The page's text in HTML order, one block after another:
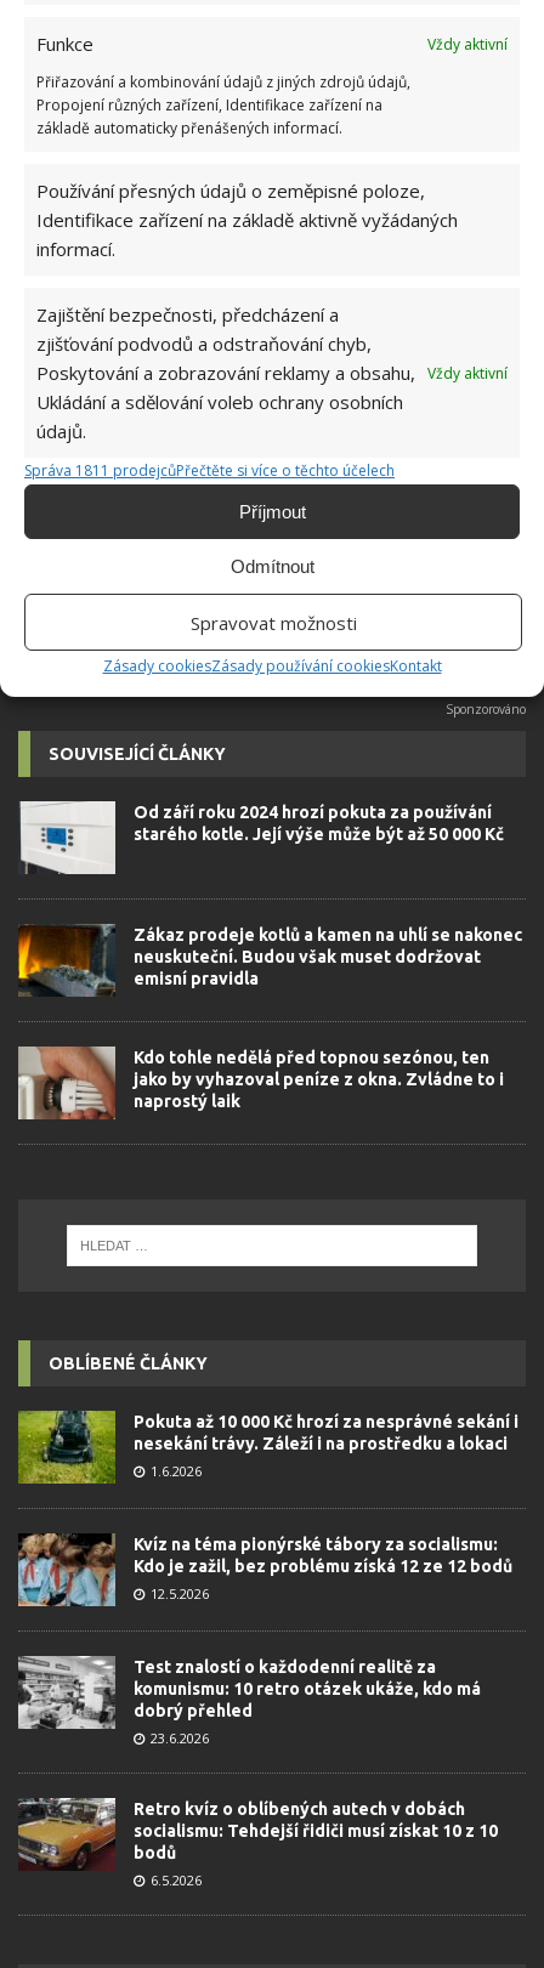
Funkce
Vždy aktivní
Přiřazování a kombinování údajů z jiných zdrojů údajů,
Propojení různých zařízení, Identifikace zařízení na
základě automaticky přenášených informací.
Používání přesných údajů o zeměpisné poloze,
Identifikace zařízení na základě aktivně vyžádaných
informací.
Zajištění bezpečnosti, předcházení a
zjišťování podvodů a odstraňování chyb,
Poskytování a zobrazování reklamy a obsahu,
Ukládání a sdělování voleb ochrany osobních
údajů.
Vždy aktivní
Správa 1811 prodejcůPřečtěte si více o těchto účelech
Příjmout
Odmítnout
Spravovat možnosti
Zásady cookiesZásady používání cookiesKontakt
EKOLOGIE KOTEL TOPENÍ
Absolvent České zemědělské
univerzity, který je již od malička
možné najít v j...
SOUVISEJÍCÍ ČLÁNKY
Od září roku 2024 hrozí pokuta za používání
starého kotle. Její výše může být až 50 000 Kč
Zákaz prodeje kotlů a kamen na uhlí se nakonec
neuskuteční. Budou však muset dodržovat
emisní pravidla
Kdo tohle nedělá před topnou sezónou, ten
jako by vyhazoval peníze z okna. Zvládne to i
naprostý laik
OBLÍBENÉ ČLÁNKY
Pokuta až 10 000 Kč hrozí za nesprávné sekání i
nesekání trávy. Záleží i na prostředku a lokaci
1.6.2026
Kvíz na téma pionýrské tábory za socialismu:
Kdo je zažil, bez problému získá 12 ze 12 bodů
12.5.2026
Test znalostí o každodenní realitě za
komunismu: 10 retro otázek ukáže, kdo má
dobrý přehled
23.6.2026
Retro kvíz o oblíbených autech v dobách
socialismu: Tehdejší řidiči musí získat 10 z 10
bodů
6.5.2026